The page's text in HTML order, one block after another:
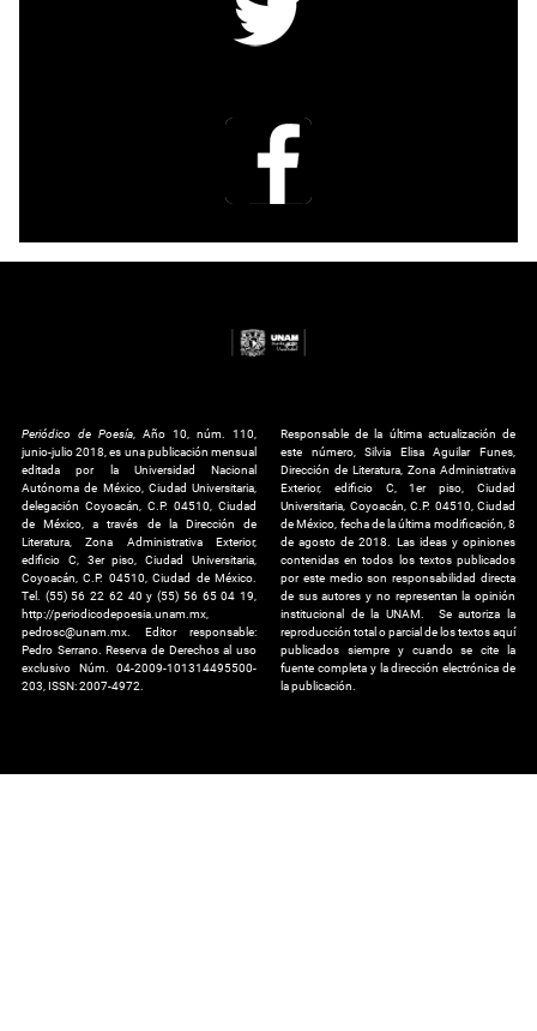
Periódico de Poesía , Año 10, núm. 110,
junio-julio 2018, es una publicación mensual
editada por la Universidad Nacional
Autónoma de México, Ciudad Universitaria,
delegación Coyoacán, C.P. 04510, Ciudad
de México, a través de la Dirección de
Literatura, Zona Administrativa Exterior,
edificio C, 3er piso, Ciudad Universitaria,
Coyoacán, C.P. 04510, Ciudad de México.
Tel. (55) 56 22 62 40 y (55) 56 65 04 19,
http://periodicodepoesia.unam.mx,
pedrosc@unam.mx. Editor responsable:
Pedro Serrano. Reserva de Derechos al uso
exclusivo Núm. 04-2009-101314495500-
203, ISSN: 2007-4972.
Responsable de la última actualización de
este número, Silvia Elisa Aguilar Funes,
Dirección de Literatura, Zona Administrativa
Exterior, edificio C, 1er piso, Ciudad
Universitaria, Coyoacán, C.P. 04510, Ciudad
de México, fecha de la última modificación, 8
de agosto de 2018. Las ideas y opiniones
contenidas en todos los textos publicados
por este medio son responsabilidad directa
de sus autores y no representan la opinión
institucional de la UNAM. Se autoriza la
reproducción total o parcial de los textos aquí
publicados siempre y cuando se cite la
fuente completa y la dirección electrónica de
la publicación.